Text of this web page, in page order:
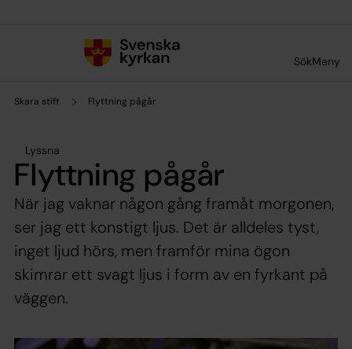
SökMeny
Skara stift Flyttning pågår
Lyssna
Flyttning pågår
När jag vaknar någon gång framåt morgonen,
ser jag ett konstigt ljus. Det är alldeles tyst,
inget ljud hörs, men framför mina ögon
skimrar ett svagt ljus i form av en fyrkant på
väggen.